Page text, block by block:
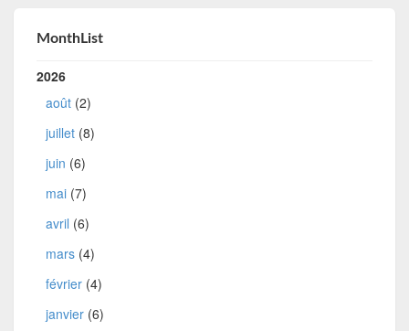
MonthList
2026
août (2)
juillet (8)
juin (6)
mai (7)
avril (6)
mars (4)
février (4)
janvier (6)